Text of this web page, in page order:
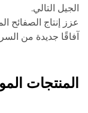
الجيل التالي.
عزز إنتاج الصفائح
آفاقًا جديدة من
المنتجات